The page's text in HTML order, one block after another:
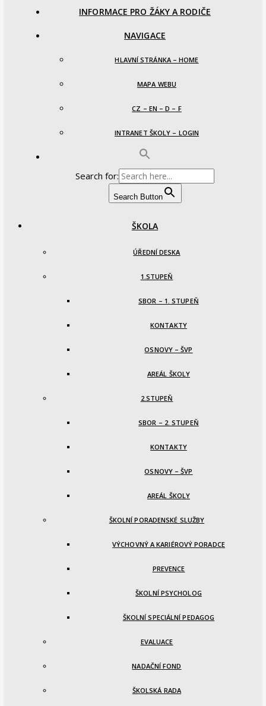
INFORMACE PRO ŽÁKY A RODIČE
NAVIGACE
HLAVNÍ STRÁNKA – HOME
MAPA WEBU
CZ – EN – D – F
INTRANET ŠKOLY – LOGIN
Search for:
Search Button
ŠKOLA
ÚŘEDNÍ DESKA
1.STUPEŇ
SBOR – 1. STUPEŇ
KONTAKTY
OSNOVY – ŠVP
AREÁL ŠKOLY
2.STUPEŇ
SBOR – 2. STUPEŇ
KONTAKTY
OSNOVY – ŠVP
AREÁL ŠKOLY
ŠKOLNÍ PORADENSKÉ SLUŽBY
VÝCHOVNÝ A KARIÉROVÝ PORADCE
PREVENCE
ŠKOLNÍ PSYCHOLOG
ŠKOLNÍ SPECIÁLNÍ PEDAGOG
EVALUACE
NADAČNÍ FOND
ŠKOLSKÁ RADA